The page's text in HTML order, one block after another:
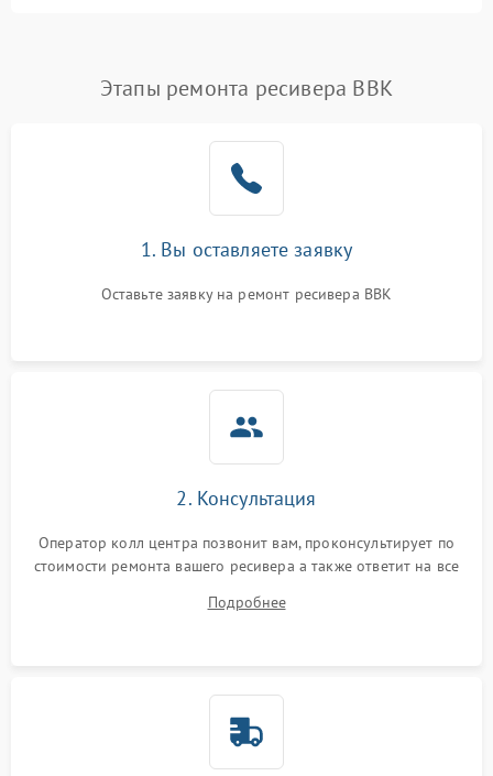
Этапы ремонта ресивера BBK
1. Вы оставляете заявку
Оставьте заявку на ремонт ресивера BBK
2. Консультация
Оператор колл центра позвонит вам, проконсультирует по
стоимости ремонта вашего ресивера а также ответит на все
Подробнее